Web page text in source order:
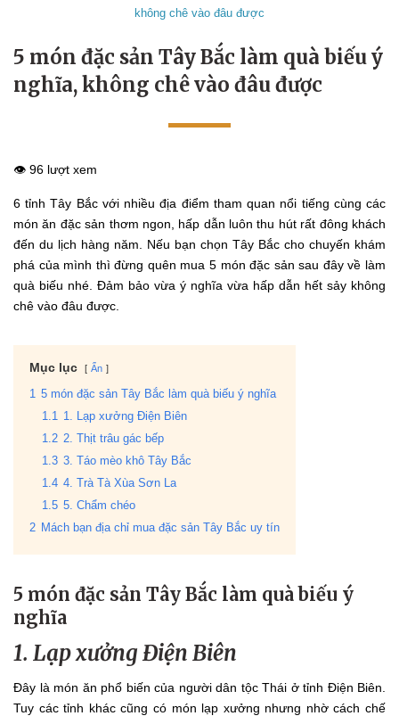
không chê vào đâu được
5 món đặc sản Tây Bắc làm quà biếu ý
nghĩa, không chê vào đâu được
👁️ 96 lượt xem
6 tỉnh Tây Bắc với nhiều địa điểm tham quan nổi tiếng cùng các
món ăn đặc sản thơm ngon, hấp dẫn luôn thu hút rất đông khách
đến du lịch hàng năm. Nếu bạn chọn Tây Bắc cho chuyến khám
phá của mình thì đừng quên mua 5 món đặc sản sau đây về làm
quà biếu nhé. Đảm bảo vừa ý nghĩa vừa hấp dẫn hết sảy không
chê vào đâu được.
Mục lục Ẩn
1
5 món đặc sản Tây Bắc làm quà biếu ý nghĩa
1.1
1. Lạp xưởng Điện Biên
1.2 2. Thịt trâu gác bếp
1.3 3. Táo mèo khô Tây Bắc
1.4 4. Trà Tà Xùa Sơn La
1.5 5. Chẩm chéo
2 Mách bạn địa chỉ mua đặc sản Tây Bắc uy tín
5 món đặc sản Tây Bắc làm quà biếu ý
nghĩa
1. Lạp xưởng Điện Biên
Đây là món ăn phổ biến của người dân tộc Thái ở tỉnh Điện Biên.
Tuy các tỉnh khác cũng có món lạp xưởng nhưng nhờ cách chế